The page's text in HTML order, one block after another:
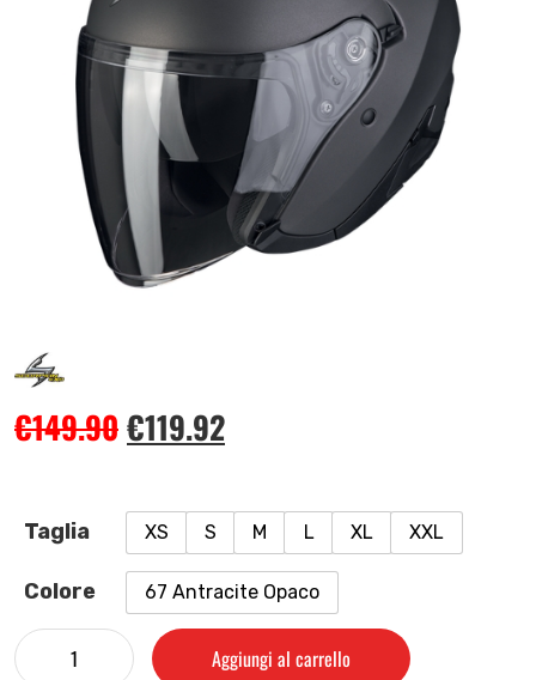
€149.90€119.92
Taglia XS S M L XL XXL
Colore 67 Antracite Opaco
Aggiungi al carrello